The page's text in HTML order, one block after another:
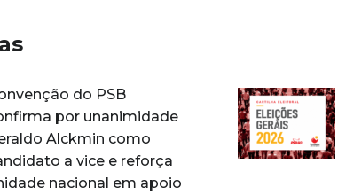
do PSB
por unanimidade
Alckmin como
a vice e reforça
nacional em apoio